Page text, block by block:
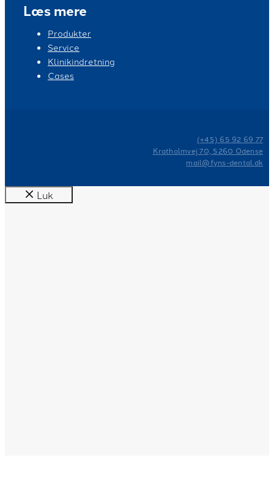
Læs mere
Produkter
Service
Klinikindretning
Cases
(+45) 65 92 69 77
Kratholmvej 70, 5260 Odense
mail@fyns-dental.dk
Luk